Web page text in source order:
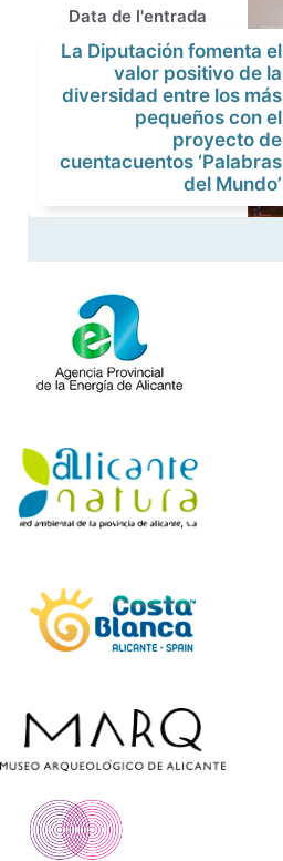
Data de l'entrada
La Diputación fomenta el
valor positivo de la
diversidad entre los más
pequeños con el
proyecto de
cuentacuentos ‘Palabras
del Mundo’